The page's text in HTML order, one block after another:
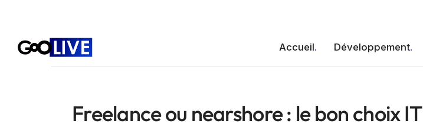
Accueil Développement
Freelance ou nearshore : le bon choix IT